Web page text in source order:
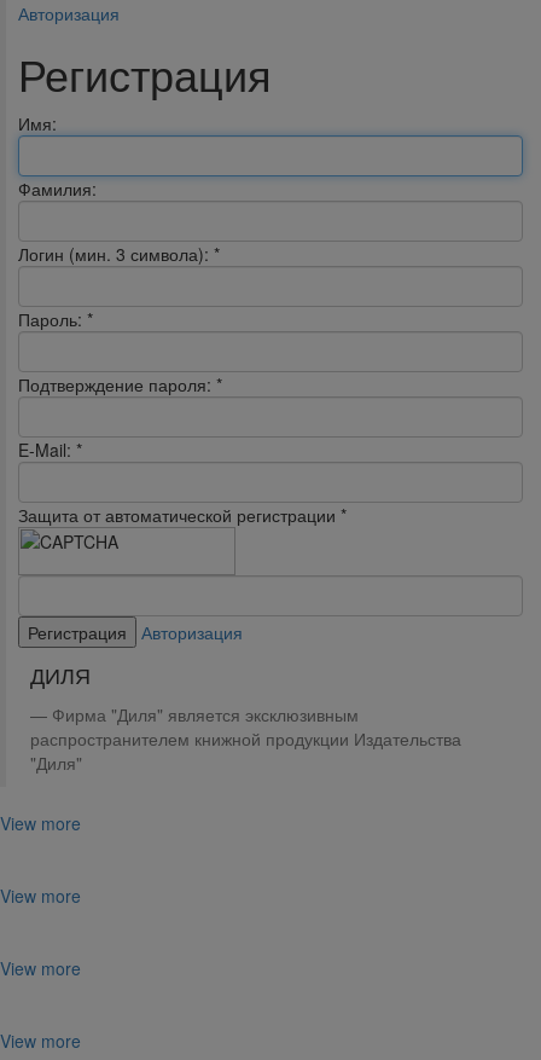
Авторизация
Регистрация
Имя:
Фамилия:
Логин (мин. 3 символа): *
Пароль: *
Подтверждение пароля: *
E-Mail: *
Защита от автоматической регистрации *
Авторизация
ДИЛЯ
Фирма "Диля" является эксклюзивным
распространителем книжной продукции Издательства
"Диля"
View more
View more
View more
View more